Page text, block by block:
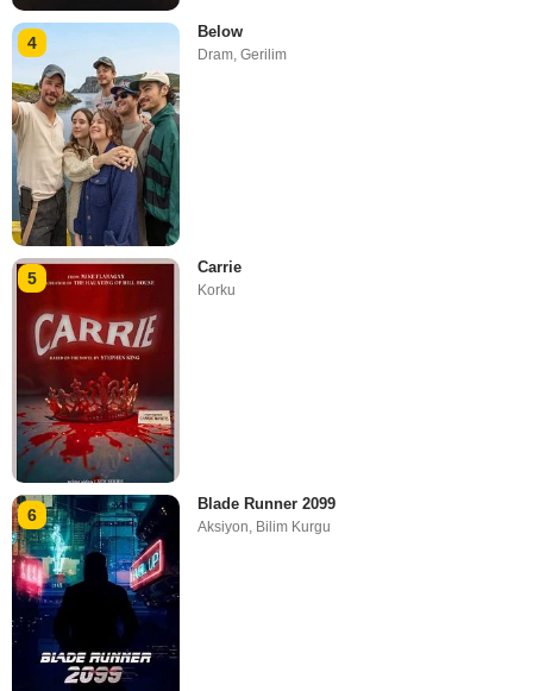
4
Below
Dram,Gerilim
5
Carrie
Korku
6
Blade Runner 2099
Aksiyon Bilim Kurgu